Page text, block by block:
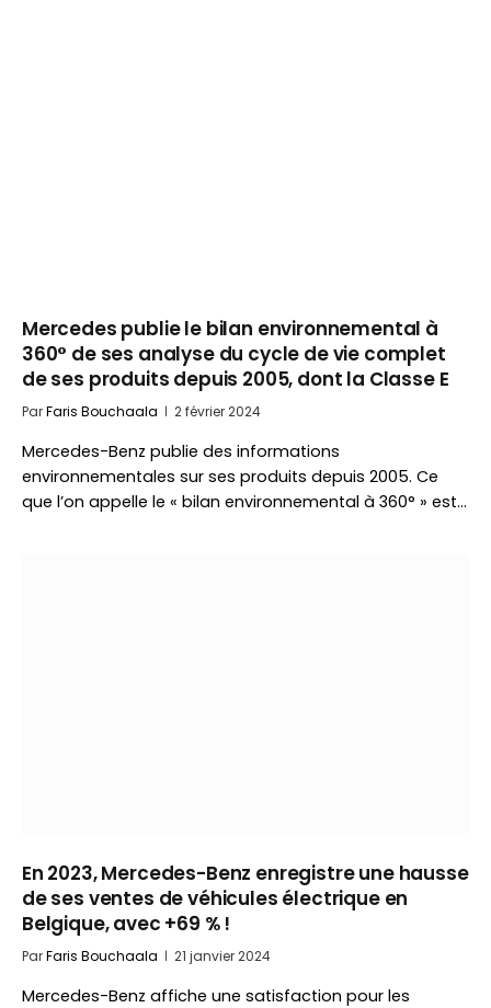
Mercedes publie le bilan environnemental à
360° de ses analyse du cycle de vie complet
de ses produits depuis 2005, dont la Classe E
ParFaris Bouchaala 2 février 2024
Mercedes-Benz publie des informations
environnementales sur ses produits depuis 2005. Ce
que l’on appelle le « bilan environnemental à 360° » est…
En 2023, Mercedes-Benz enregistre une hausse
de ses ventes de véhicules électrique en
Belgique, avec +69 % !
ParFaris Bouchaala 21 janvier 2024
Mercedes-Benz affiche une satisfaction pour les